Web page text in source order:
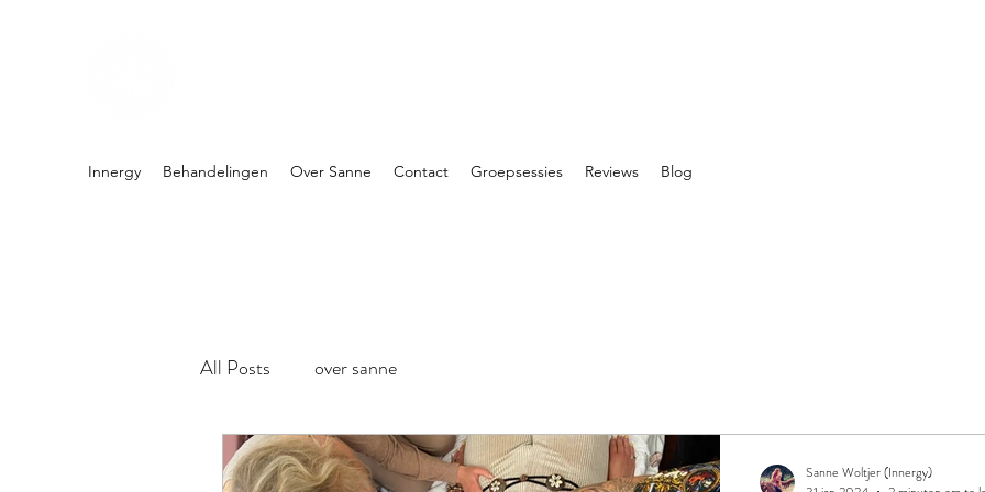
Innergy Behandelingen Over Sanne Contact Groepsessies Reviews Blog
All Posts over sanne
Sanne Woltjer (Innergy)